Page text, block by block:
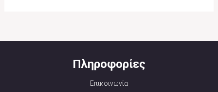
Πληροφορίες
Επικοινωνία